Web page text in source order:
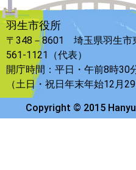
羽生市役所
〒348－8601 埼玉県羽生
561-1121（代表）
開庁時間：平日・午前8時30
（土日・祝日年末年始12月
Copyright © 2015